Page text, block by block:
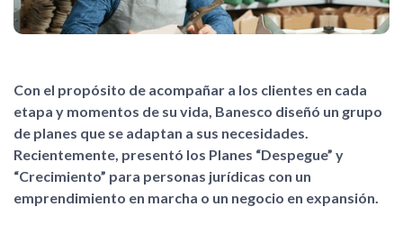
Con el propósito de acompañar a los clientes en cada
etapa y momentos de su vida, Banesco diseñó un grupo
de planes que se adaptan a sus necesidades.
Recientemente, presentó los Planes “Despegue” y
“Crecimiento” para personas jurídicas con un
emprendimiento en marcha o un negocio en expansión.